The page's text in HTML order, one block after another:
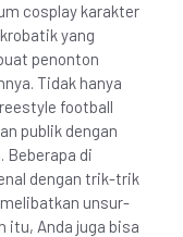
cosplay karakter
yang
penonton
Tidak hanya
football
publik dengan
Beberapa di
dengan trik-trik
unsur-
itu, Anda juga bisa